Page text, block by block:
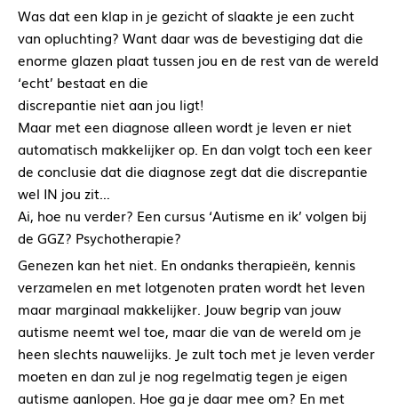
Was dat een klap in je gezicht of slaakte je een zucht
van opluchting? Want daar was de bevestiging dat die
enorme glazen plaat tussen jou en de rest van de wereld
‘echt’ bestaat en die
discrepantie niet aan jou ligt!
Maar met een diagnose alleen wordt je leven er niet
automatisch makkelijker op. En dan volgt toch een keer
de conclusie dat die diagnose zegt dat die discrepantie
wel IN jou zit…
Ai, hoe nu verder? Een cursus ‘Autisme en ik’ volgen bij
de GGZ? Psychotherapie?
Genezen kan het niet. En ondanks therapieën, kennis
verzamelen en met lotgenoten praten wordt het leven
maar marginaal makkelijker. Jouw begrip van jouw
autisme neemt wel toe, maar die van de wereld om je
heen slechts nauwelijks. Je zult toch met je leven verder
moeten en dan zul je nog regelmatig tegen je eigen
autisme aanlopen. Hoe ga je daar mee om? En met